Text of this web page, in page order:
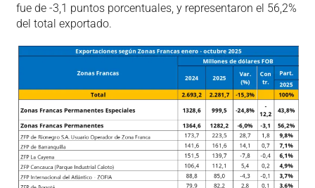
fue de -3,1 puntos porcentuales, y representaron el 56,2%
del total exportado.